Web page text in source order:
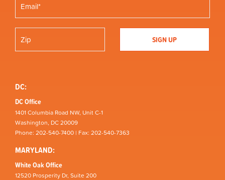
DC:
DC Office
1401 Columbia Road NW, Unit C-1
Washington, DC 20009
Phone: 202-540-7400 | Fax: 202-540-7363
MARYLAND:
White Oak Office
12520 Prosperity Dr, Suite 200